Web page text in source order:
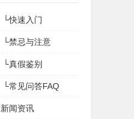
└快速入门
└禁忌与注意
└真假鉴别
└常见问答FAQ
新闻资讯